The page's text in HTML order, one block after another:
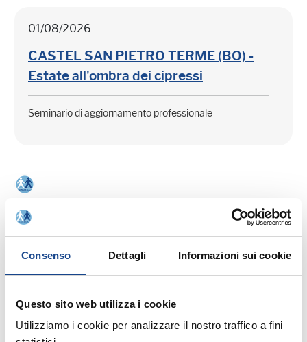
Consenso Dettagli Informazioni sui cookie
Questo sito web utilizza i cookie
Utilizziamo i cookie per analizzare il nostro traffico a fini
01/08/2026
CASTEL SAN PIETRO TERME (BO) -
Estate all'ombra dei cipressi
Seminario di aggiornamento professionale
01/09/2026
CASTEL SAN PIETRO TERME (BO) -
La cittadinanza italiana dopo la legge
Seminario di aggiornamento professionale